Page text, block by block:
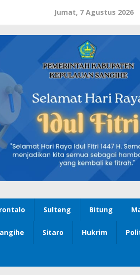
Jumat, 7 Agustus 2026
Sulteng Bitung
Sitaro Hukrim